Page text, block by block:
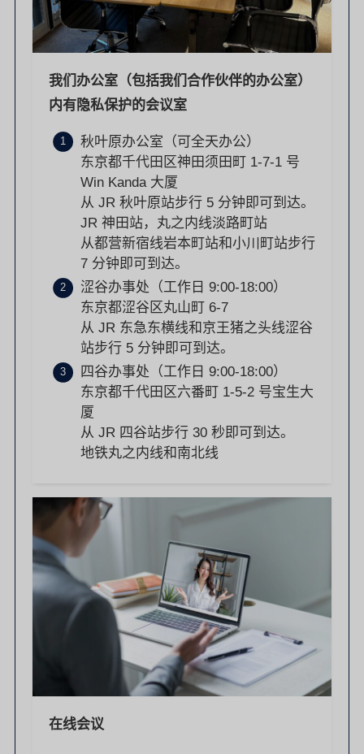
我们办公室（包括我们合作伙伴的办公室）
内有隐私保护的会议室
秋叶原办公室（可全天办公）
东京都千代田区神田须田町 1-7-1 号
Win Kanda 大厦
从 JR 秋叶原站步行 5 分钟即可到达。
JR 神田站，丸之内线淡路町站
从都营新宿线岩本町站和小川町站步行
7 分钟即可到达。
涩谷办事处（工作日 9:00-18:00）
东京都涩谷区丸山町 6-7
从 JR 东急东横线和京王猪之头线涩谷
站步行 5 分钟即可到达。
四谷办事处（工作日 9:00-18:00）
东京都千代田区六番町 1-5-2 号宝生大
厦
从 JR 四谷站步行 30 秒即可到达。
地铁丸之内线和南北线
在线会议